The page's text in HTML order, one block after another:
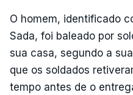
O homem, identificado
Sada, foi baleado por
sua casa, segundo a
que os soldados
tempo antes de o